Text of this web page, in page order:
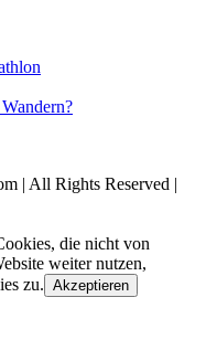
| All Rights Reserved |
die nicht von
weiter nutzen,
zu. Akzeptieren